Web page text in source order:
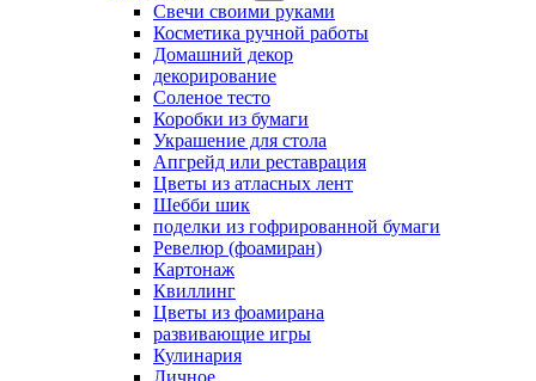
Свечи своими руками
Косметика ручной работы
Домашний декор
декорирование
Соленое тесто
Коробки из бумаги
Украшение для стола
Апгрейд или реставрация
Цветы из атласных лент
Шебби шик
поделки из гофрированной бумаги
Ревелюр (фоамиран)
Картонаж
Квиллинг
Цветы из фоамирана
развивающие игры
Кулинария
Личное